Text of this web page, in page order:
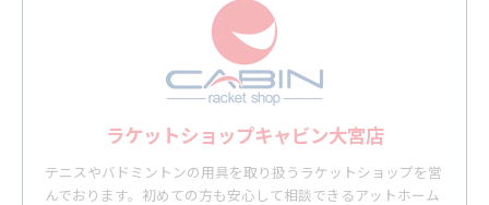
ラケットショップキャビン大宮店
テニスやバドミントンの用具を取り扱うラケットショップを営
んでおります。初めての方も安心して相談できるアットホーム